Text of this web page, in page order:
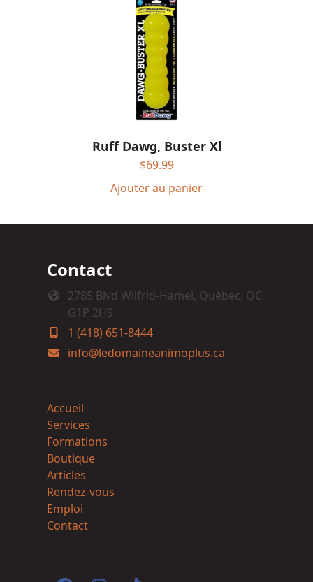
Ruff Dawg, Buster Xl
$69.99
Ajouter au panier
Contact
2785 Blvd Wilfrid-Hamel, Québec, QC
G1P 2H9
1 (418) 651-8444
info@ledomaineanimoplus.ca
Accueil
Services
Formations
Boutique
Articles
Rendez-vous
Emploi
Contact